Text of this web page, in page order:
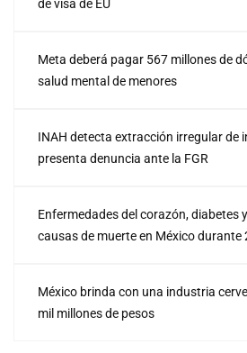
de visa de EU
Meta deberá pagar 567 millones de
salud mental de menores
INAH detecta extracción irregular de
presenta denuncia ante la FGR
Enfermedades del corazón, diabetes
causas de muerte en México durante
México brinda con una industria
mil millones de pesos